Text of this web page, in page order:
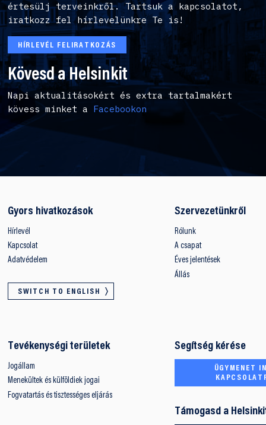
értesülj terveinkről. Tartsuk a kapcsolatot,
iratkozz fel hírlevelünkre Te is!
HÍRLEVÉL FELIRATKOZÁS
Kövesd a Helsinkit
Napi aktualitásokért és extra tartalmakért
kövess minket a Facebookon
Gyors hivatkozások
Hírlevél
Kapcsolat
Adatvédelem
SWITCH TO ENGLISH
Szervezetünkről
Rólunk
A csapat
Éves jelentések
Állás
Tevékenységi területek
Jogállam
Menekültek és külföldiek jogai
Fogvatartás és tisztességes eljárás
Segítség kérése
ÜGYMENET
Támogasd a